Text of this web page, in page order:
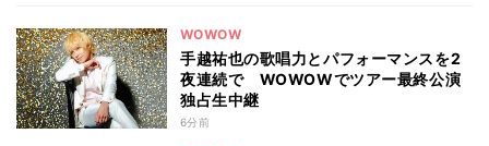
WOWOW
手越祐也の歌唱力とパフォーマンスを2
夜連続で WOWOWでツアー最終公演
独占生中継
6分前